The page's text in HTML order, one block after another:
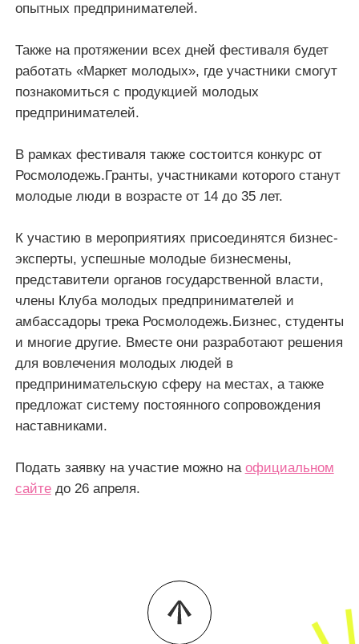
опытных предпринимателей.
Также на протяжении всех дней фестиваля будет
работать «Маркет молодых», где участники смогут
познакомиться с продукцией молодых
предпринимателей.
В рамках фестиваля также состоится конкурс от
Росмолодежь.Гранты, участниками которого станут
молодые люди в возрасте от 14 до 35 лет.
К участию в мероприятиях присоединятся бизнес-
эксперты, успешные молодые бизнесмены,
представители органов государственной власти,
члены Клуба молодых предпринимателей и
амбассадоры трека Росмолодежь.Бизнес, студенты
и многие другие. Вместе они разработают решения
для вовлечения молодых людей в
предпринимательскую сферу на местах, а также
предложат систему постоянного сопровождения
наставниками.
Подать заявку на участие можно на официальном
сайтедо 26 апреля.